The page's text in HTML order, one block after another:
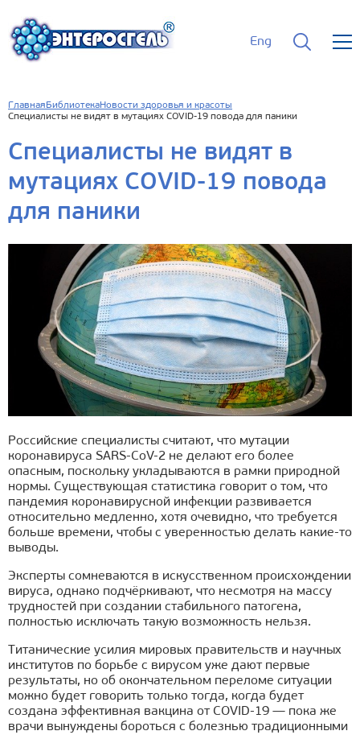
Eng
Главная БиблиотекаНовости здоровья и красоты
Специалисты не видят в мутациях COVID-19 повода для паники
Специалисты не видят в
мутациях COVID-19 повода
для паники
Российские специалисты считают, что мутации
коронавируса SARS-CoV-2 не делают его более
опасным, поскольку укладываются в рамки природной
нормы. Существующая статистика говорит о том, что
пандемия коронавирусной инфекции развивается
относительно медленно, хотя очевидно, что требуется
больше времени, чтобы с уверенностью делать какие-то
выводы.
Эксперты сомневаются в искусственном происхождении
вируса, однако подчёркивают, что несмотря на массу
трудностей при создании стабильного патогена,
полностью исключать такую возможность нельзя.
Титанические усилия мировых правительств и научных
институтов по борьбе с вирусом уже дают первые
результаты, но об окончательном переломе ситуации
можно будет говорить только тогда, когда будет
создана эффективная вакцина от COVID-19 — пока же
врачи вынуждены бороться с болезнью традиционными